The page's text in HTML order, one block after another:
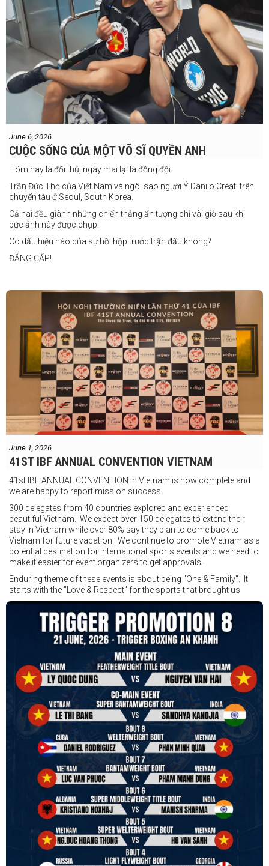
nay và ngay lập tức gây ấn tượng mạnh khi hạ gục Blake Payne
ngay trong hiệp đầu tiên. Giờ đây, anh sẽ hướng tới việc nối dài đà
thăng tiến đó khi đối đầu với vị khách đến từ Papua New Guinea.
Tuy nhiên, Laia không hề e ngại thử thách phía trước.
"Đây là cơ hội tuyệt vời để tôi bước thêm một bước trên con đường
sự nghiệp," Laia chia sẻ.
"Tôi sẽ tăng hạng cân để đấu với võ sĩ người Úc này, nhưng điều đó
không thành vấn đề vì trước đây tôi đã từng thi đấu ở hạng cân đó.
thắng. Sau trận đấu này, tôi cũng đã có
một trận đấu khác được lên lịch tại
Philippines
"Tôi biết mình bắt đầu sự nghiệp quyền Anh nhà nghề khá muộn, vì
vậy tôi phải trân trọng và nắm bắt mọi cơ hội đến với mình."
FIGHTS IN THE CITY
Được tổ chức bởi Jamie Myer Productions
Jesse Travers vs Fidelis Laia
Thông tin sự kiện:
Ngày: 18 tháng 7
Địa điểm: Mantra on View, Surfers Paradise, Queensland, Úc
June 6, 2026
CUỘC SỐNG CỦA MỘT VÕ SĨ QUYỀN ANH
Hôm nay là đối thủ, ngày mai lại là đồng đội.
Trần Đức Thọ của Việt Nam và ngôi sao người Ý Danilo Creati trên
chuyến tàu ở Seoul, South Korea.
Cả hai đều giành những chiến thắng ấn tượng chỉ vài giờ sau khi
bức ảnh này được chụp.
Có dấu hiệu nào của sự hồi hộp trước trận đấu không?
ĐẲNG CẤP!
June 1, 2026
41ST IBF ANNUAL CONVENTION VIETNAM
41st IBF ANNUAL CONVENTION in Vietnam is now complete and
we are happy to report mission success.
300 delegates from 40 countries explored and experienced
beautiful Vietnam. We expect over 150 delegates to extend their
stay in Vietnam while over 80% say they plan to come back to
Vietnam for future vacation. We continue to promote Vietnam as a
potential destination for international sports events and we need to
make it easier for event organizers to get approvals.
Enduring theme of these events is about being "One & Family". It
starts with the "Love & Respect" for the sports that brought us
together. To help each other get better, to share experiences, and
remembering that it is all about protecting the safety of the boxers
in and out of the ring. It is not about power over them but rather
power to serve, guide, advice, and respect the path they chose. We
strive to make it a little smoother and safer.
VBO is pleased to welcome
Vietnam Boxing Federation - VBF
to join the convention in the organizing committee. We are joining
hands to restart professional boxing in Vietnam. Stay stuned.
We will release more photos once IBF has had the chance to
review them and release it officially.
#ibfconvention
#grandhotram
#professionalboxing
#41stibfconvention